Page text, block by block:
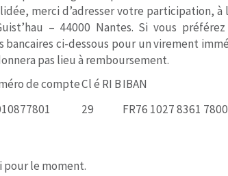
merci d’adresser votre participation, à
– 44000 Nantes. Si vous
bancaires ci-dessous pour un virement
pas lieu à remboursement.
de compteCl é RI BIBAN
29 FR76 1027 8361
le moment.